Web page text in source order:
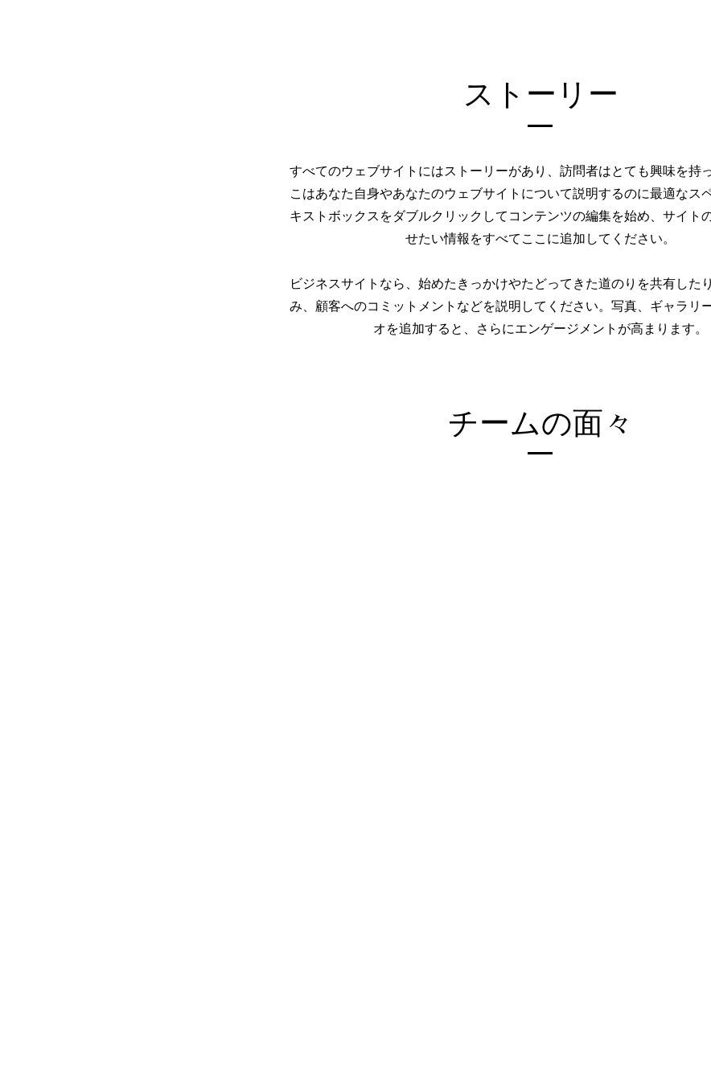
ストーリー
すべてのウェブサイトにはストーリーがあり、訪問者はとても興味を持
こはあなた自身やあなたのウェブサイトについて説明するのに最適なス
キストボックスをダブルクリックしてコンテンツの編集を始め、サイト
せたい情報をすべてここに追加してください。
ビジネスサイトなら、始めたきっかけやたどってきた道のりを共有した
み、顧客へのコミットメントなどを説明してください。写真、ギャラリ
オを追加すると、さらにエンゲージメントが高まります。
チームの面々